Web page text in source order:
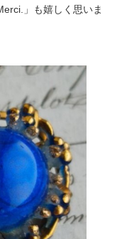
」も嬉しく思いま